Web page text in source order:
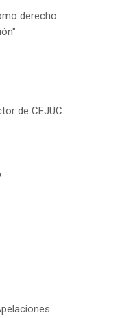
derecho
de CEJUC.